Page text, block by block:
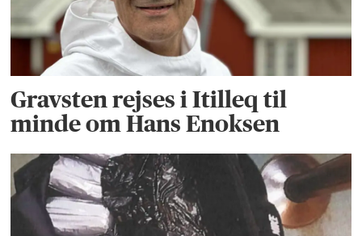
Gravsten rejses i Itilleq til
minde om Hans Enoksen